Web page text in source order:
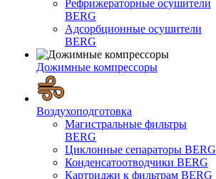
Рефрижераторные осушители
BERG
Адсорбционные осушители
BERG
Дожимные компрессоры
Воздухоподготовка
Магистральные фильтры
BERG
Циклонные сепараторы BERG
Конденсатоотводчики BERG
Картриджи к фильтрам BERG